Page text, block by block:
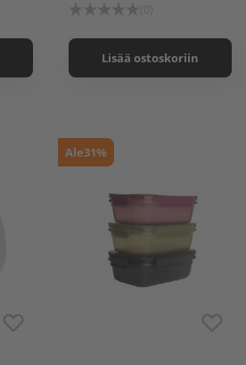
Lisää ostoskoriin
Ale31%